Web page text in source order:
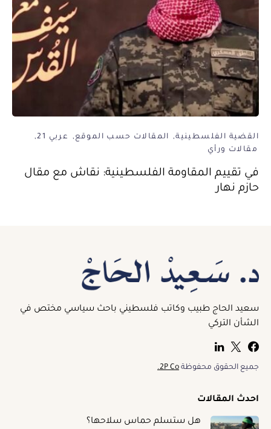
القضية الفلسطينية المقالات حسب الموقع
عربي 21
مقالات ورأي
في تقييم المقاومة الفلسطينية: نقاش مع مقال
حازم نهار
سعيد الحاج طبيب وكاتب فلسطيني باحث سياسي مختص في
الشأن التركي
جميع الحقوق محفوظة 2P Co.
احدث المقالات
هل ستسلم حماس سلاحها؟